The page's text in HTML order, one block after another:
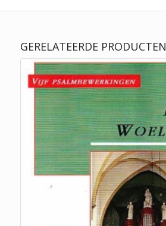
GERELATEERDE PRODUCTEN